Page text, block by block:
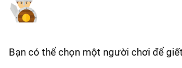
Bạn có thể chọn một người chơi để